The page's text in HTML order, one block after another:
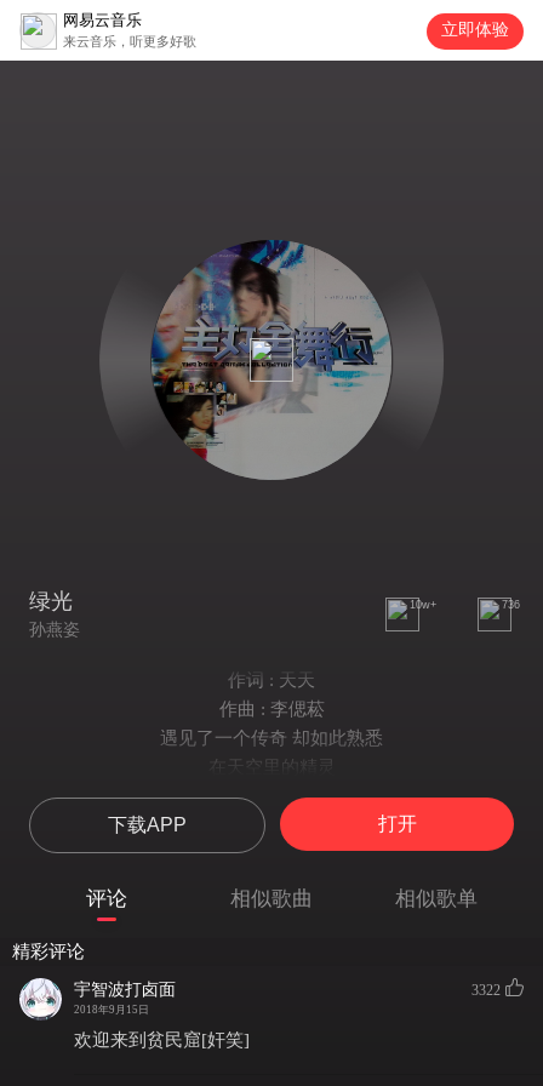
网易云音乐
来云音乐，听更多好歌
立即体验
绿光
孙燕姿
10w+ 736
作词 : 天天
作曲 : 李偲菘
遇见了一个传奇 却如此熟悉
在天空里的精灵
说一声 listen to me 有一道绿光
幸福在哪里
触电般不可思议 像一个奇迹
不同于任何意义 你就是绿光
真爱 不会结束
下载APP 打开
评论 相似歌曲 相似歌单
精彩评论
宇智波打卤面
2018年9月15日
3322
欢迎来到贫民窟[奸笑]